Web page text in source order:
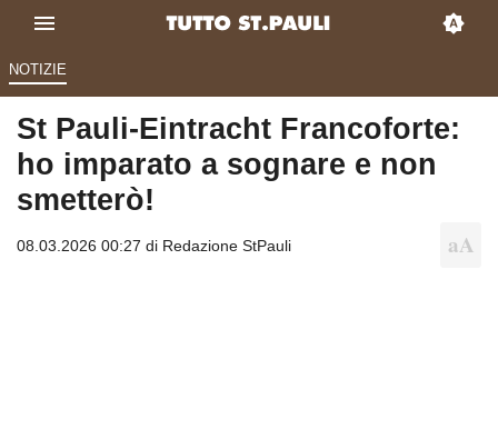
NOTIZIE
St Pauli-Eintracht Francoforte:
ho imparato a sognare e non
smetterò!
08.03.2026 00:27 di Redazione StPauli